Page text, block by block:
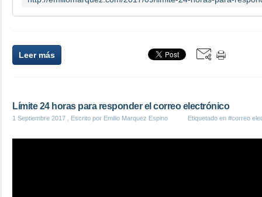
Leer más
Límite 24 horas para responder el correo electrónico
1 Septiembre 2017 , Escrito por Emilio Marquez Espino Etiquetado en #correo